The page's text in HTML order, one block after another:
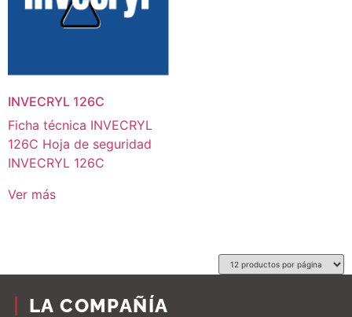
INVECRYL 126C
Ficha técnica INVECRYL
126C Hoja de seguridad
INVECRYL 126C
Ver más
LA COMPAÑÍA